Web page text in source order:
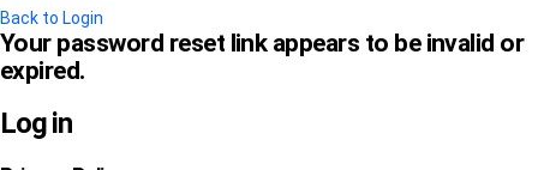
Back to Login
Your password reset link appears to be invalid or
expired.
Log in